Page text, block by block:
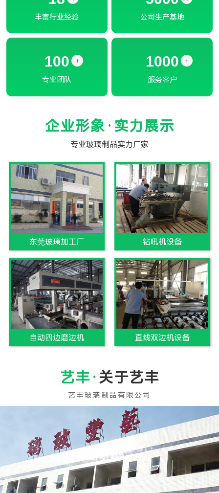
丰富行业经验 公司生产基地
100 +
专业团队
1000 +
服务客户
企业形象·实力展示
专业玻璃制品实力厂家
东莞玻璃加工厂 钻吼机设备
自动四边磨边机 直线双边机设备
关于艺丰